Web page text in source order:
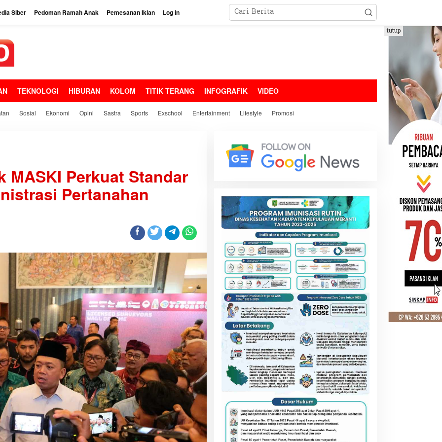
Siber Pedoman Ramah Anak Pemesanan Iklan Log in
TEKNOLOGI HIBURAN KOLOM TITIK TERANG INFOGRAFIK VIDEO
Sosial Ekonomi Opini Sastra Sports Exschool Entertainment Lifestyle Promosi
tutup
MASKI Perkuat Standar
Pertanahan